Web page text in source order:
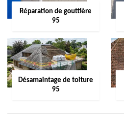
Réparation de gouttière
95
Désamaintage de toiture
95